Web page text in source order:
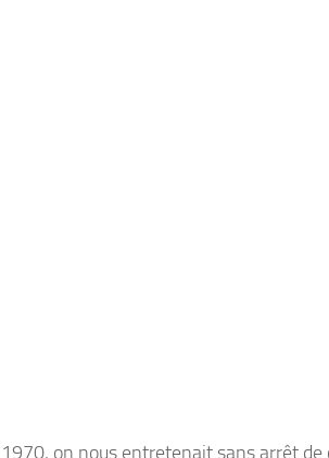
on nous entretenait sans arrêt de